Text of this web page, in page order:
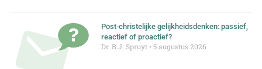
Post-christelijke gelijkheidsdenken: passief,
reactief of proactief?
Dr. B.J. Spruyt 5 augustus 2026